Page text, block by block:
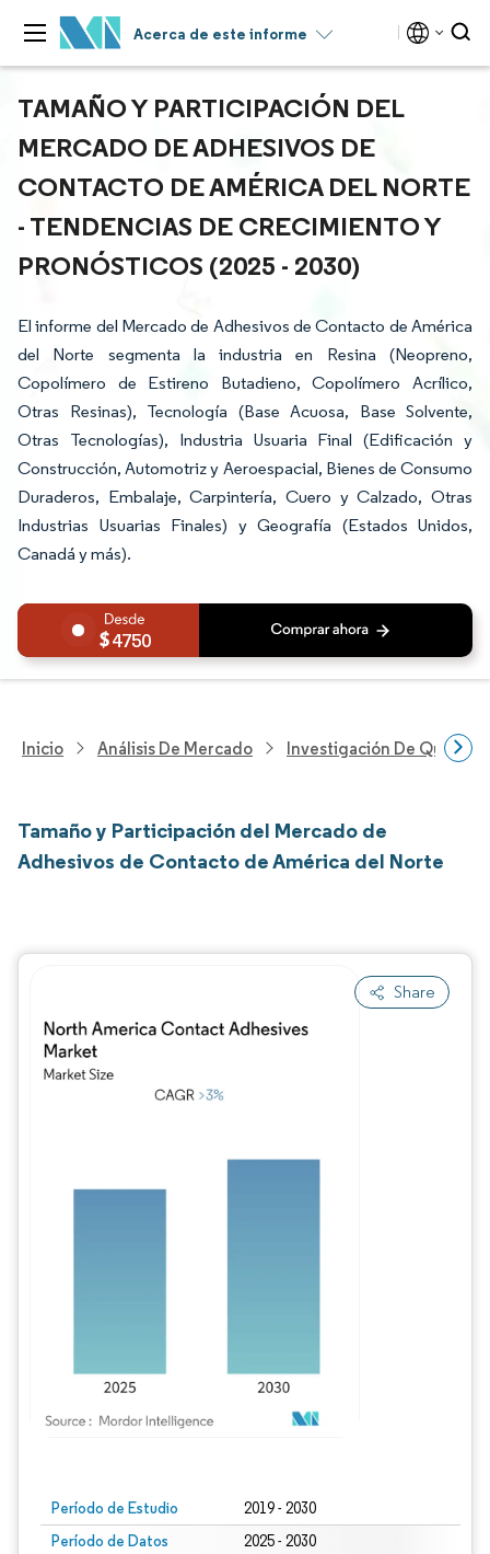
Acerca de este informe
TAMAÑO Y PARTICIPACIÓN DEL
MERCADO DE ADHESIVOS DE
CONTACTO DE AMÉRICA DEL NORTE
- TENDENCIAS DE CRECIMIENTO Y
PRONÓSTICOS (2025 - 2030)
El informe del Mercado de Adhesivos de Contacto de América
del Norte segmenta la industria en Resina (Neopreno,
Copolímero de Estireno Butadieno, Copolímero Acrílico,
Otras Resinas), Tecnología (Base Acuosa, Base Solvente,
Otras Tecnologías), Industria Usuaria Final (Edificación y
Construcción, Automotriz y Aeroespacial, Bienes de Consumo
Duraderos, Embalaje, Carpintería, Cuero y Calzado, Otras
Industrias Usuarias Finales) y Geografía (Estados Unidos,
Canadá y más).
4750
Inicio Análisis De Mercado Investigación De
Tamaño y Participación del Mercado de
Adhesivos de Contacto de América del Norte
Share
Período de Estudio 2019 - 2030
Período de Datos
2025 - 2030